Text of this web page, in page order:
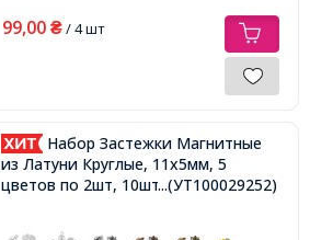
99,00 ₴/ 4 шт
Набор Застежки Магнитные
из Латуни Круглые, 11x5мм, 5
цветов по 2шт, 10шт/набор,...(УТ100029252)